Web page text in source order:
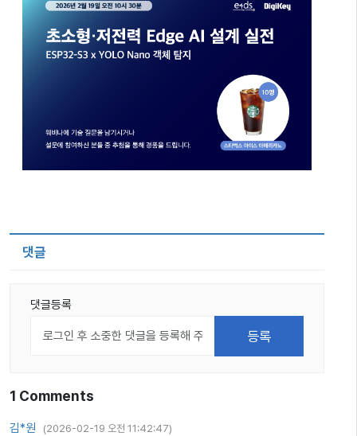
댓글
댓글등록
1 Comments
김*원 (2026-02-19 오전 11:42:47)